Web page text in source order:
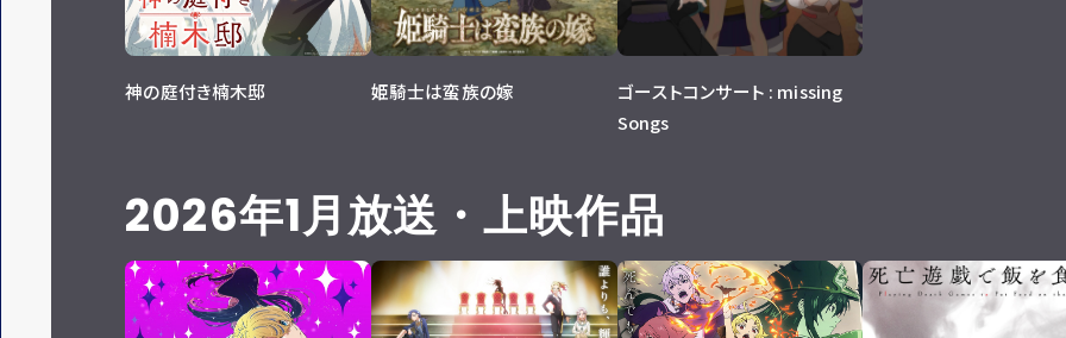
神の庭付き楠木邸 姫騎士は蛮族の嫁
ゴーストコンサート : missing
Songs
2026年1月放送・上映作品